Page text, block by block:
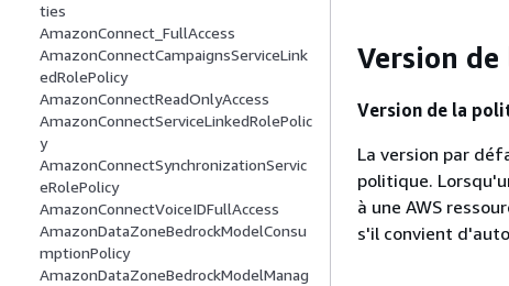
ties
AmazonConnect_FullAccess
AmazonConnectCampaignsServiceLink
edRolePolicy
AmazonConnectReadOnlyAccess
AmazonConnectServiceLinkedRolePolic
y
AmazonConnectSynchronizationServic
eRolePolicy
AmazonConnectVoiceIDFullAccess
AmazonDataZoneBedrockModelConsu
mptionPolicy
AmazonDataZoneBedrockModelManag
Version
Version de la
La version par
politique.
à une AWS
s'il convient